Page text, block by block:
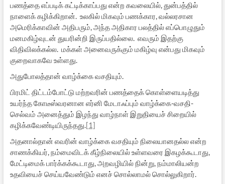
பணத்தை எப்படிக் கட்டிக்காப்பது என்ற கவலையில், துன்பத்தில்
நாளைக் கழிக்கிறான். உலகில் மிகவும் பணக்கார, வல்லரசான
அமெரிக்காவின் அதிபரும், அந்த அதிகார பலத்தில் எப்பொழுதும்
மனமகிழ்வுடன் துயரின்றி இருப்பதில்லை. எவரும் இதற்கு
விதிவிலக்கல்ல. மக்கள் அனைவருக்கும் மகிழ்வு என்பது மிகவும்
குறைவாகவே உள்ளது.
அதுபோலத்தான் வாழ்க்கை வசதியும்.
பிரமிட் திட்டம்போட்டு மற்றவரின் பணத்தைக் கொள்ளையடித்து
உயர்ந்த கோடீஸ்வரனான எர்னி மேடாஃப்பும் வாழ்க்கை-வசதி-
செல்வம் அனைத்தும் இழந்து வாழ்நாள் இறுதியைச் சிறையில்
கழிக்கவேண்டியிருந்தது.[1]
அதனால்தான் எவரின் வாழ்க்கை வசதியும் நிலையானதல்ல என்ற
சாணக்கியர், நம்மைவிடக் கீழ்நிலையில் உள்ளவரை இகழக்கூடாது,
மேட்டிமைக் பார்க்கக்கூடாது, அறவழியில் நின்று, நம்மாலியன்ற
உதவியைச் செய்யவேண்டும் எனச் சொல்லாமல் சொல்லுகிறார்.